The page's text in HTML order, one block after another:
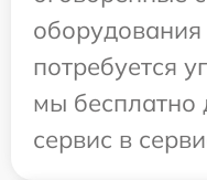
потребуется
мы бесплатно
сервис в